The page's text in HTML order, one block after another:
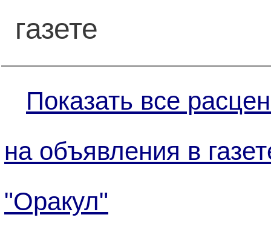
газете
Показать все
на объявления в
"Оракул"